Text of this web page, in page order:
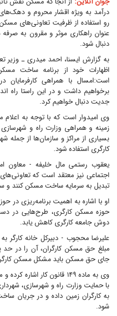
درآمد به ویژه اقشار محروم و
رو استفاده از ظرفیت تعاونی‌های
عنوان راهکاری موثر و مقرون به
دنبال شود.
به گزارش ایسنا، احمد میدری ـ وزیر
اظهارات خود از برنامه ساخت
است:امسال با همراهی
برخواهیم داشت و در این راستا راه
جدیت دنبال خواهیم کرد.
وی امیدوار است که با توجه به اعلام
زمینه و همراهی وزارت راه و
بسیاری از مراکز و سازمان‌ها از
کارگری استفاده شود.
یعقوب رستمی مال خلیفه - معاون
اجتماعی نیز معتقد است که
تبدیل به سرمایه ساخت مسکن کنند و
او با اشاره به اهمیت برنامه‌ریزی
حوزه مسکن کارگری، طرح‌هایی در
دوش جامعه کارگری کاهش یابد.
علیرضا محجوب - دبیرکل خانه کارگر به
مبلغ حق مسکن کارگران، آن را در
جای حق مسکن باید مشکل مسکن
با حمایت وزارت راه و شهرسازی،
به کارگران زمین داده و در جریان
شود.